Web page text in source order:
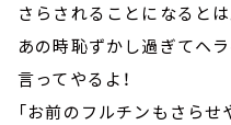
さらされることになるとは
あの時恥ずかし過ぎてヘ
言ってやるよ！
「お前のフルチンもさらせや